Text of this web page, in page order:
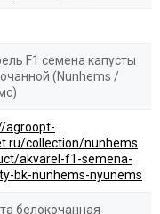
F1 семена капусты
(Nunhems /
agroopt-
collection/nunhems
akvarel-f1-semena-
bk-nunhems-nyunems
белокочанная